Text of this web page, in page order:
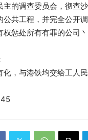
主的调查委员会，彻查
公共工程，并完全公开调
权惩处所有有罪的公司
，与港铁均交给工人民